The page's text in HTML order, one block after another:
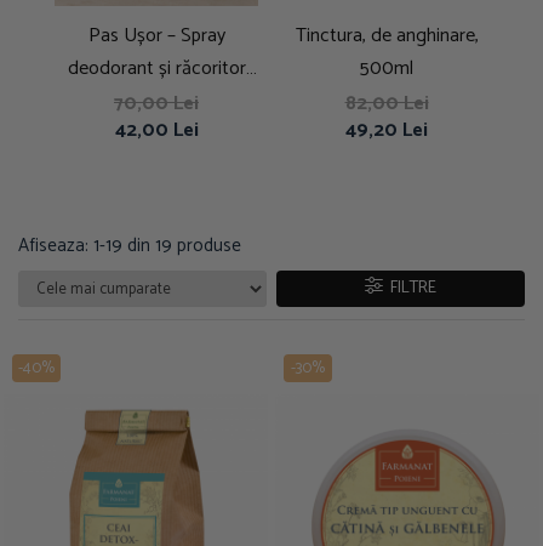
Pas Ușor – Spray
deodorant și răcoritor
pentru picioare 250 ml
70,00 Lei
42,00 Lei
Tinctura, de anghinare,
500ml
82,00 Lei
49,20 Lei
Afiseaza: 1-19 din 19 produse
FILTRE
-40% -30%